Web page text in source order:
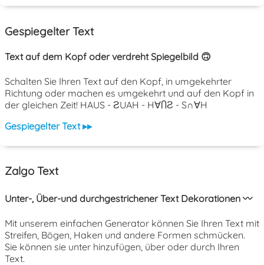
Gespiegelter Text
Text auf dem Kopf oder verdreht Spiegelbild 🙃
Schalten Sie Ihren Text auf den Kopf, in umgekehrter
Richtung oder machen es umgekehrt und auf den Kopf in
der gleichen Zeit! HAUS - ƧUAH - H∀ႶƧ - S∩∀H
Gespiegelter Text ▸▸
Zalgo Text
Unter-, Über-und durchgestrichener Text Dekorationen 〰️
Mit unserem einfachen Generator können Sie Ihren Text mit
Streifen, Bögen, Haken und andere Formen schmücken.
Sie können sie unter hinzufügen, über oder durch Ihren
Text.